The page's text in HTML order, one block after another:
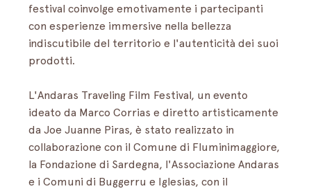
festival coinvolge emotivamente i partecipanti
con esperienze immersive nella bellezza
indiscutibile del territorio e l'autenticità dei suoi
prodotti.
L'Andaras Traveling Film Festival, un evento
ideato da Marco Corrias e diretto artisticamente
da Joe Juanne Piras, è stato realizzato in
collaborazione con il Comune di Fluminimaggiore,
la Fondazione di Sardegna, l'Associazione Andaras
e i Comuni di Buggerru e Iglesias, con il